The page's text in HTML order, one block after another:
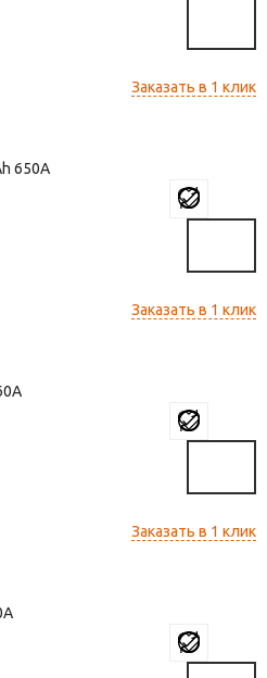
Заказать в 1 клик
650
Заказать в 1 клик
Заказать в 1 клик